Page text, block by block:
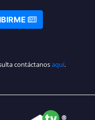
contáctanosaquí.